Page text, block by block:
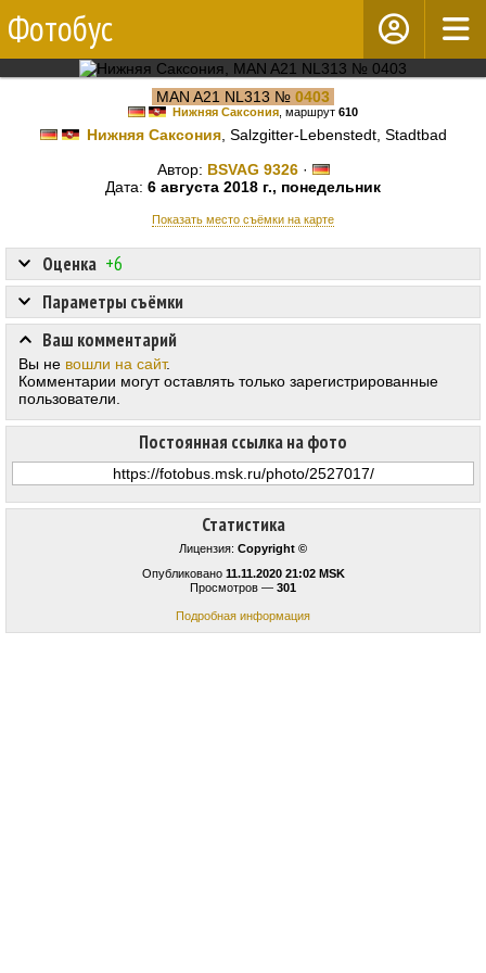
Фотобус
MAN A21 NL313 № 0403
Нижняя Саксония , маршрут 610
Нижняя Саксония, Salzgitter-Lebenstedt, Stadtbad
Автор: BSVAG 9326·
Дата: 6 августа 2018 г., понедельник
Показать место съёмки на карте
Статистика
Лицензия: Copyright ©
Опубликовано 11.11.2020 21:02 MSK
Просмотров — 301
Подробная информация
Оценка +6
Постоянная ссылка на фото
Параметры съёмки
Ваш комментарий
Вы не вошли на сайт.
Комментарии могут оставлять только зарегистрированные
пользователи.